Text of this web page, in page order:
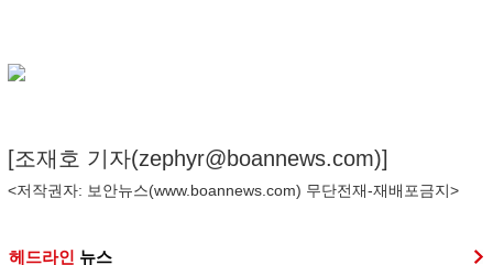
[조재호 기자(zephyr@boannews.com)]
<저작권자: 보안뉴스(www.boannews.com) 무단전재-재배포금지>
헤드라인 뉴스